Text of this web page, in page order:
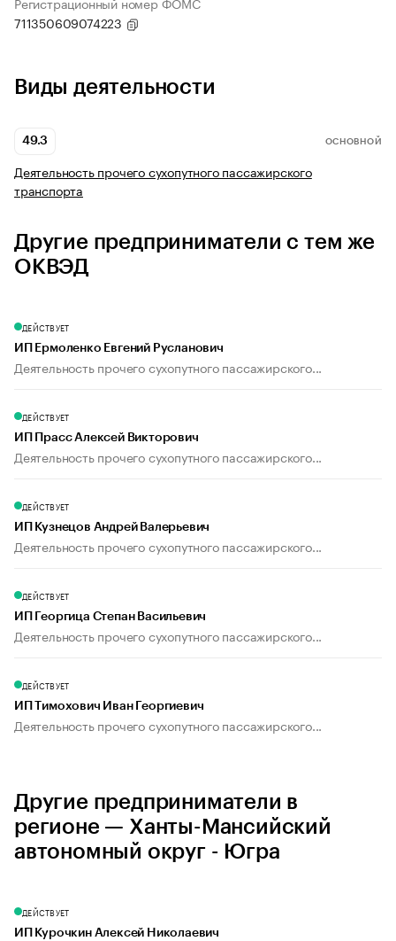
711350609074223
Виды деятельности
49.3 ОСНОВНОЙ
Деятельность прочего сухопутного пассажирского
транспорта
Другие предприниматели с тем же
ОКВЭД
ДЕЙСТВУЕТ
ИП Ермоленко Евгений Русланович
Деятельность прочего сухопутного пассажирского...
ДЕЙСТВУЕТ
ИП Прасс Алексей Викторович
Деятельность прочего сухопутного пассажирского...
ДЕЙСТВУЕТ
ИП Кузнецов Андрей Валерьевич
Деятельность прочего сухопутного пассажирского...
ДЕЙСТВУЕТ
ИП Георгица Степан Васильевич
Деятельность прочего сухопутного пассажирского...
ДЕЙСТВУЕТ
ИП Тимохович Иван Георгиевич
Деятельность прочего сухопутного пассажирского...
Другие предприниматели в
регионе — Ханты-Мансийский
автономный округ - Югра
ДЕЙСТВУЕТ
ИП Курочкин Алексей Николаевич